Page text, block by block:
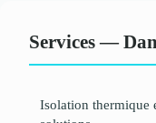
Services —
Isolation thermique